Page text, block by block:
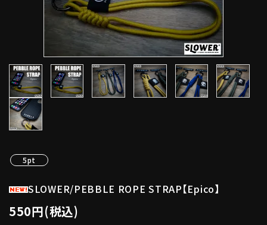
5pt
SLOWER/PEBBLE ROPE STRAP【Epico】
550円(税込)